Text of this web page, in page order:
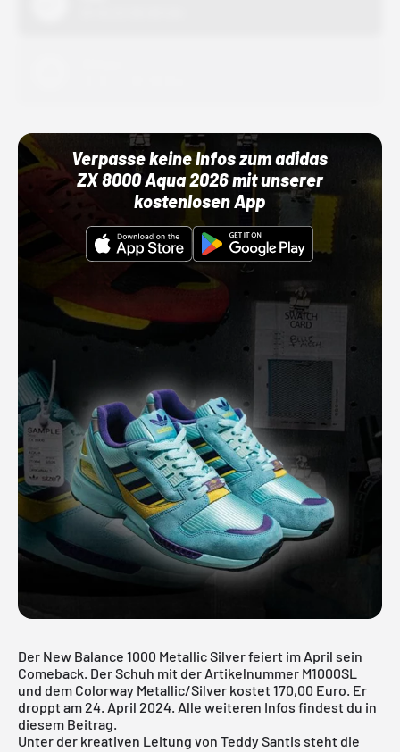
Verpasse keine Infos zum adidas
ZX 8000 Aqua 2026 mit unserer
kostenlosen App
Der New Balance 1000 Metallic Silver feiert im April sein
Comeback. Der Schuh mit der Artikelnummer M1000SL
und dem Colorway Metallic/Silver kostet 170,00 Euro. Er
droppt am 24. April 2024. Alle weiteren Infos findest du in
diesem Beitrag.
Unter der kreativen Leitung von Teddy Santis steht die